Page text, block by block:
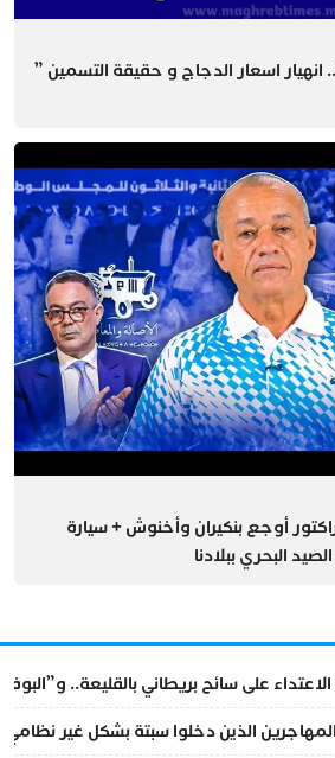
انهيار اسعار الدجاج و حقيقة التسمين ”
أوجع بنكيران وأخنوش + سيارة
البحري ببلادنا
على سائح بريطاني بالقليعة..
المهاجرين الذين دخلوا سبتة بشكل غير